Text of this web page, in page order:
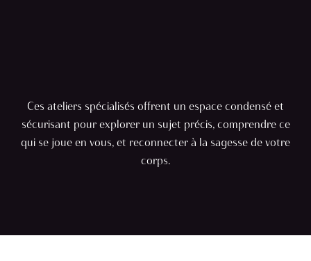
Ces ateliers spécialisés offrent un espace condensé et
sécurisant pour explorer un sujet précis, comprendre ce
qui se joue en vous, et reconnecter à la sagesse de votre
corps.